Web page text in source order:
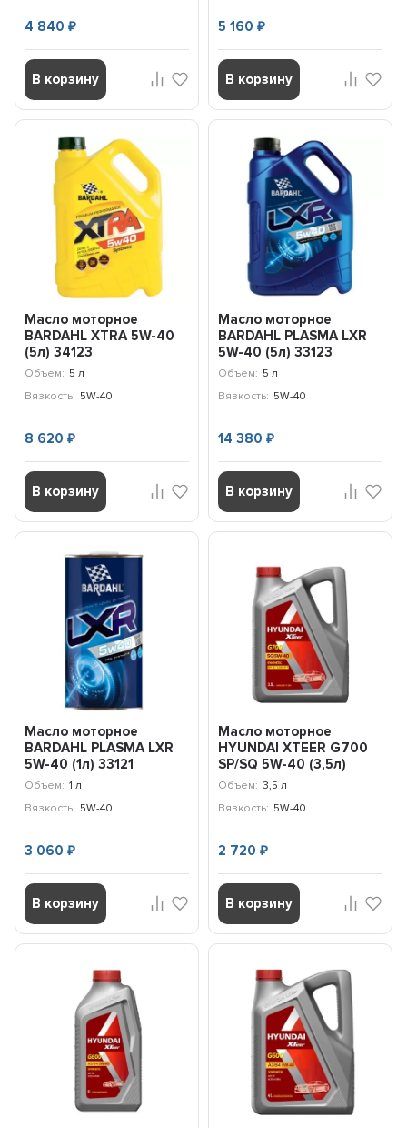
4 840₽
В корзину
5 160 ₽
В корзину
Масло моторное
BARDAHL ХTRA 5W-40
(5л) 34123
Объем: 5 л
Вязкость: 5W-40
8 620₽
В корзину
Масло моторное
BARDAHL PLASMA LXR
5W-40 (5л) 33123
Объем: 5 л
Вязкость: 5W-40
14 380 ₽
В корзину
Масло моторное
BARDAHL PLASMA LXR
5W-40 (1л) 33121
Объем: 1 л
Вязкость: 5W-40
3 060₽
В корзину
Масло моторное
HYUNDAI XTEER G700
SP/SQ 5W-40 (3,5л)
1071136
Объем: 3,5 л
Вязкость: 5W-40
2 720 ₽
В корзину